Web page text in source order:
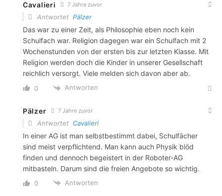
Cavalieri 7 Jahre zuvor
Antwortet Pälzer
Das war zu einer Zeit, als Philosophie eben noch kein
Schulfach war. Religion dagegen war ein Schulfach mit 2
Wochenstunden von der ersten bis zur letzten Klasse. Mit
Religion werden doch die Kinder in unserer Gesellschaft
reichlich versorgt. Viele melden sich davon aber ab.
0 Antworten
Pälzer 7 Jahre zuvor
Antwortet Cavalieri
In einer AG ist man selbstbestimmt dabei, Schulfächer
sind meist verpflichtend. Man kann auch Physik blöd
finden und dennoch begeistert in der Roboter-AG
mitbasteln. Darum sind die freien Angebote so wichtig.
0 Antworten